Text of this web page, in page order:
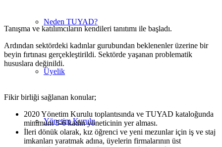
Neden TUYAD?
Üyelik
Yönetim Kurulu
Tanışma ve katılımcıların kendileri tanıtımı ile başladı.
Ardından sektördeki kadınlar gurubundan beklenenler üzerine bir
beyin fırtınası gerçekleştirildi. Sektörde yaşanan problematik
hususlara değinildi.
Fikir birliği sağlanan konular;
2020 Yönetim Kurulu toplantısında ve TUYAD kataloğunda
minimum 5-6 kadın yöneticinin yer alması.
İleri dönük olarak, kız öğrenci ve yeni mezunlar için iş ve staj
imkanları yaratmak adına, üyelerin firmalarının üst